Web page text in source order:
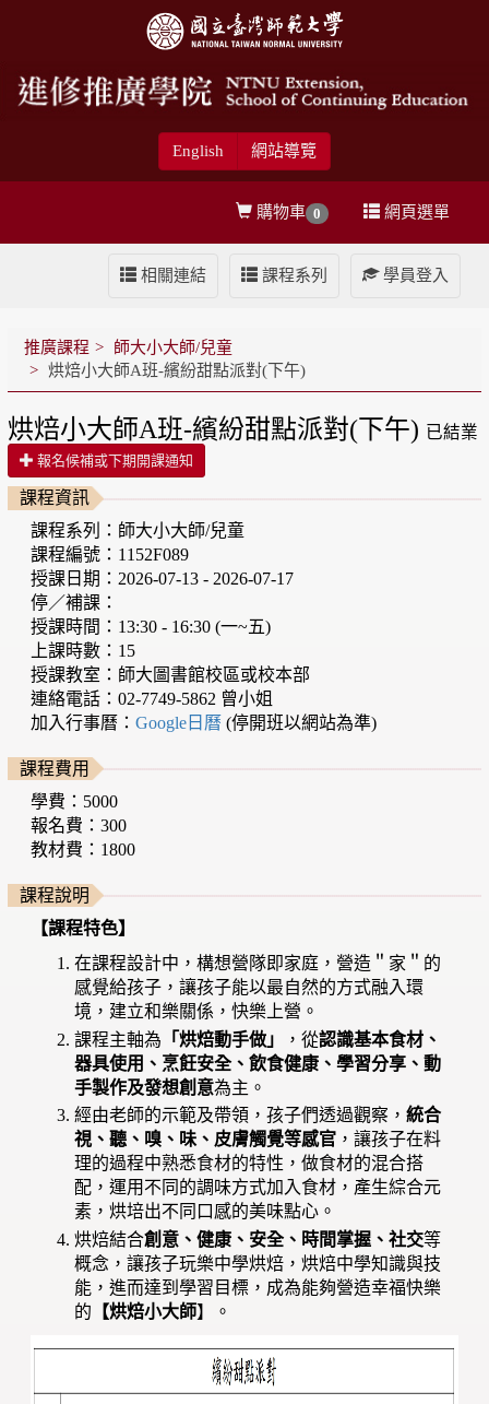
English 網站導覽
網頁選單
購物車 0
學員登入
課程系列
相關連結
推廣課程
師大小大師/兒童
烘焙小大師A班-繽紛甜點派對(下午)
烘焙小大師A班-繽紛甜點派對(下午) 已結業
報名候補或下期開課通知
課程資訊
課程系列：師大小大師/兒童
課程編號：1152F089
授課日期：2026-07-13 - 2026-07-17
停／補課：
授課時間：13:30 - 16:30 (一~五)
上課時數：15
授課教室：師大圖書館校區或校本部
連絡電話：02-7749-5862 曾小姐
加入行事曆：Google日曆(停開班以網站為準)
課程費用
學費：5000
報名費：300
教材費：1800
課程說明
【課程特色】
在課程設計中，構想營隊即家庭，營造＂家＂的
感覺給孩子，讓孩子能以最自然的方式融入環
境，建立和樂關係，快樂上營。
課程主軸為 「烘焙動手做」 ，從認識基本食材、
器具使用、烹飪安全、飲食健康、學習分享、動
手製作及發想創意為主。
經由老師的示範及帶領，孩子們透過觀察，統合
視、聽、嗅、味、皮膚觸覺等感官 ，讓孩子在料
理的過程中熟悉食材的特性，做食材的混合搭
配，運用不同的調味方式加入食材，產生綜合元
素，烘培出不同口感的美味點心。
烘焙結合創意、健康、安全、時間掌握、社交等
概念，讓孩子玩樂中學烘焙，烘焙中學知識與技
能，進而達到學習目標，成為能夠營造幸福快樂
的 【烘焙小大師】。